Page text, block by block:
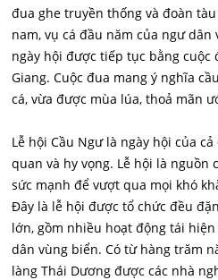
đua ghe truyền thống và đoàn
nam, vụ cá đầu năm của ngư
ngày hội được tiếp tục bằng cuộc
Giang. Cuộc đua mang ý nghĩa
cá, vừa được mùa lúa, thoả mãn
Lễ hội Cầu Ngư là ngày hội của
quan và hy vọng. Lễ hội là nguồn
sức mạnh để vượt qua mọi khó
Đây là lễ hội được tổ chức đều
lớn, gồm nhiều hoạt động tái
dân vùng biển. Có từ hàng trăm
làng Thái Dương được các nhà